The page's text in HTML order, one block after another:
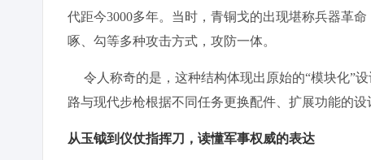
代距今3000多年。当时，青铜戈的出现堪称兵器革
啄、勾等多种攻击方式，攻防一体。
令人称奇的是，这种结构体现出原始的“模块化”
路与现代步枪根据不同任务更换配件、扩展功能的设
从玉钺到仪仗指挥刀，读懂军事权威的表达